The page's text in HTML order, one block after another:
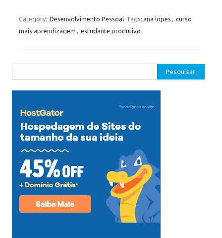
Category: Desenvolvimento Pessoal Tags: ana lopes , curso
mais aprendizagem , estudante produtivo
por: